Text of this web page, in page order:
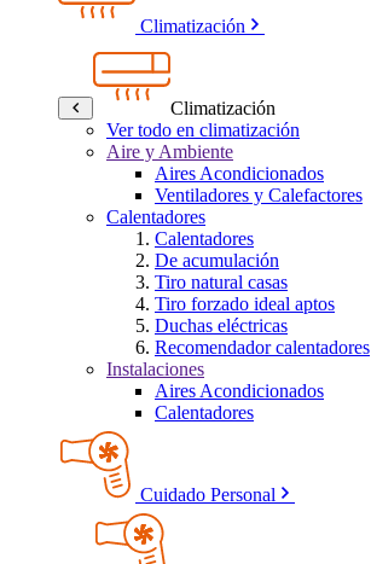
Climatización
Climatización
Ver todo en climatización
Aire y Ambiente
Aires Acondicionados
Ventiladores y Calefactores
Calentadores
Calentadores
De acumulación
Tiro natural casas
Tiro forzado ideal aptos
Duchas eléctricas
Recomendador calentadores
Instalaciones
Aires Acondicionados
Calentadores
Cuidado Personal